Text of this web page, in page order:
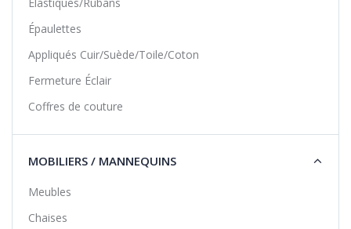
Épaulettes
Appliqués Cuir/Suède/Toile/Coton
Fermeture Éclair
Coffres de couture
MOBILIERS / MANNEQUINS
Meubles
Chaises